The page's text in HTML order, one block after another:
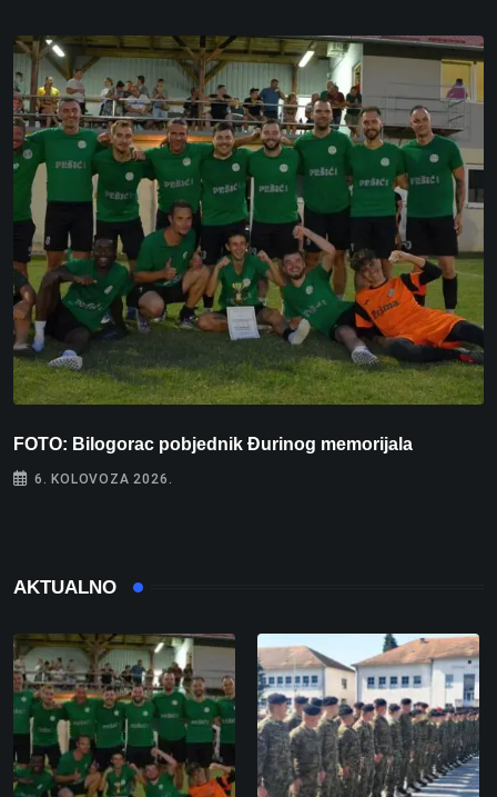
FOTO: Bilogorac pobjednik Đurinog memorijala
6. KOLOVOZA 2026.
AKTUALNO